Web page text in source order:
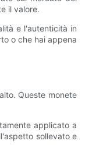
il valore.
e l'autenticità in
o che hai appena
Queste monete
applicato a
sollevato e